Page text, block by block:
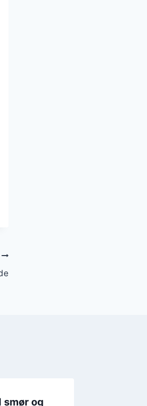
smør og